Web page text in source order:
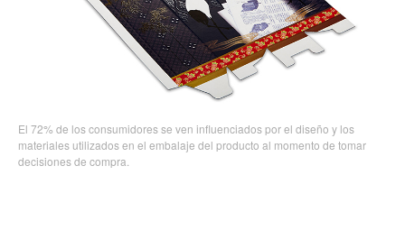
El 72% de los consumidores se ven influenciados por el diseño y los
materiales utilizados en el embalaje del producto al momento de tomar
decisiones de compra.